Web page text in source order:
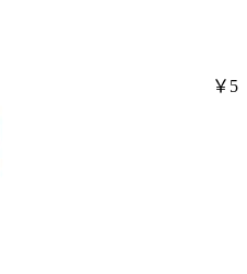
￥5